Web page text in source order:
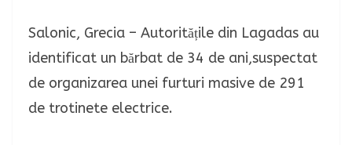
Salonic, Grecia – Autoritățile din Lagadas au
identificat un bărbat de 34 de ani,suspectat
de organizarea unei furturi masive de 291
de trotinete electrice.